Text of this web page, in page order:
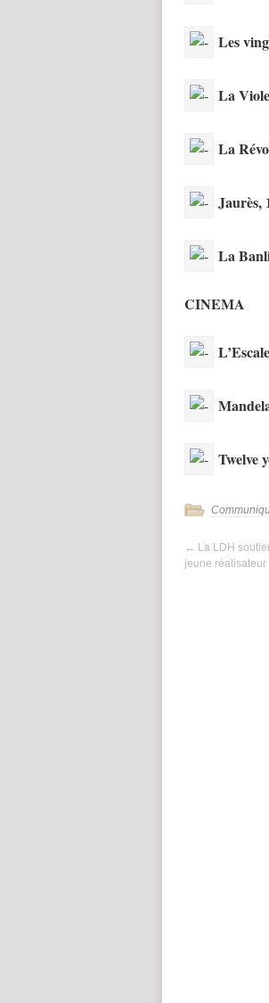
Les
La
La
Jaurès,
La
CINEMA
L’Escale
Twelve
← La LDH
jeune